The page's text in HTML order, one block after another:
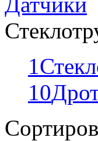
1
10